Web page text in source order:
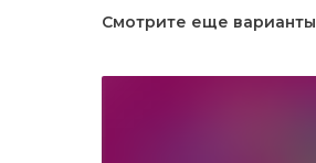
Смотрите еще варианты